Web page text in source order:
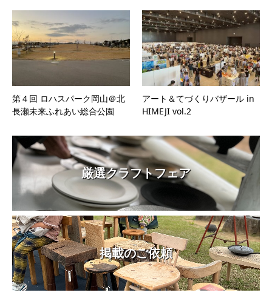
第４回 ロハスパーク岡山＠北
長瀬未来ふれあい総合公園
アート＆てづくりバザール in
HIMEJI vol.2
厳選クラフトフェア
掲載のご依頼